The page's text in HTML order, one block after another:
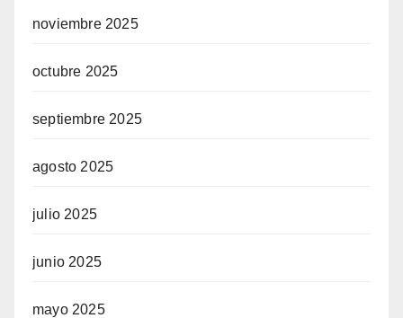
noviembre 2025
octubre 2025
septiembre 2025
agosto 2025
julio 2025
junio 2025
mayo 2025